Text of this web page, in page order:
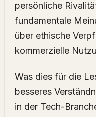
persönliche
fundamentale
über ethische
kommerzielle
Was dies für die
besseres
in der Tech-